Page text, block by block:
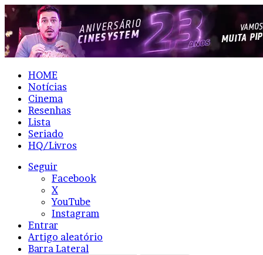
HOME
Notícias
Cinema
Resenhas
Lista
Seriado
HQ/Livros
Seguir
Facebook
X
YouTube
Instagram
Entrar
Artigo aleatório
Barra Lateral